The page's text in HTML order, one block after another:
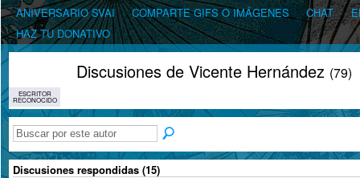
ANIVERSARIO SVAI
COMPARTE GIFS O IMÁGENES CHAT
HAZ TU DONATIVO
ESCRITOR
RECONOCIDO
Discusiones de Vicente Hernández (79)
Discusiones respondidas (15)